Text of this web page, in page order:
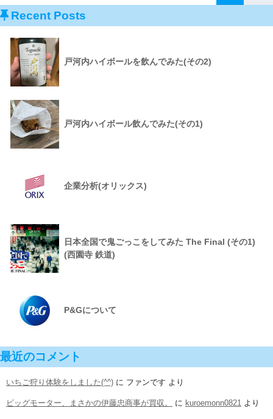
Recent Posts
戸河内ハイボールを飲んでみた(その2)
戸河内ハイボール飲んでみた(その1)
企業分析(オリックス)
日本全国で鬼ごっこをしてみた The Final (その1)
(西園寺 鉄道)
P&Gについて
最近のコメント
いちご狩り体験をしました(^^) に ファンです より
ビッグモーター、まさかの伊藤忠商事が買収。 に kuroemonn0821 より